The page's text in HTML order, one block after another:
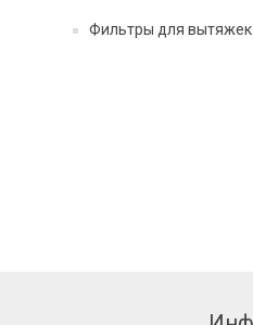
Фильтры для вытяжек